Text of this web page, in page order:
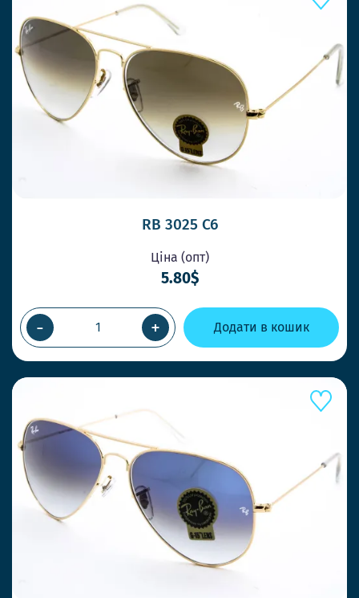
RB 3025 C6
Ціна (опт)
5.80$
- + Додати в кошик